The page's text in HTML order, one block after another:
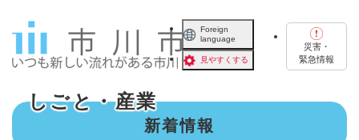
Foreign
language
見やすくする
災害・
緊急情報
本
文
しごと・産業
新着情報